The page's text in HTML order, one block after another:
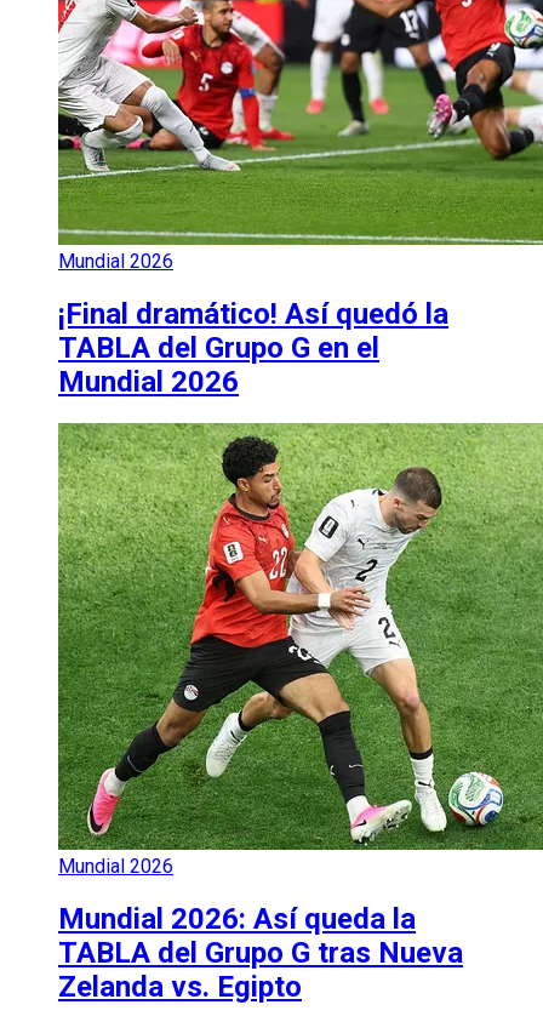
Mundial 2026
¡Final dramático! Así quedó la
TABLA del Grupo G en el
Mundial 2026
Mundial 2026
Mundial 2026: Así queda la
TABLA del Grupo G tras Nueva
Zelanda vs. Egipto